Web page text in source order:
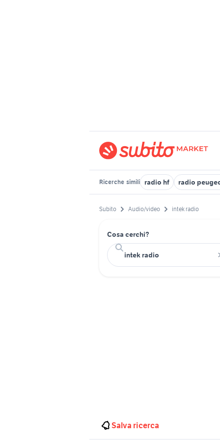
Ricerche simili radio hf radio
Subito Audio/video intek radio
Cosa cerchi?
Salva ricerca